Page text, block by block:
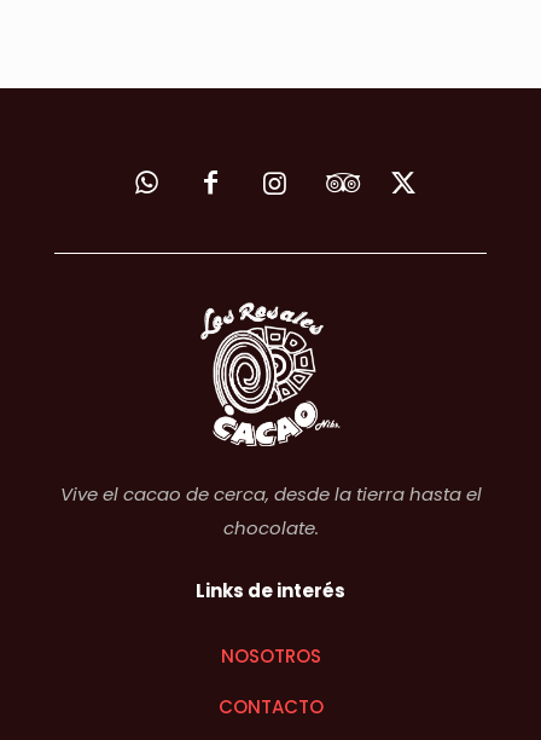
Vive el cacao de cerca, desde la tierra hasta el
chocolate.
Links de interés
NOSOTROS
CONTACTO